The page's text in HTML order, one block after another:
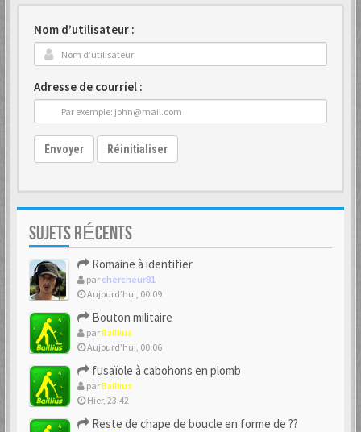
Nom d’utilisateur :
Adresse de courriel :
Envoyer Réinitialiser
SUJETS RÉCENTS
Romaine à identifier
par chercheur81
Aujourd’hui, 00:09
Bouton militaire
parBaillius
Aujourd’hui, 00:06
fusaïole à cabohons en plomb
parBaillius
Hier, 23:42
Reste de chape de boucle en forme de ??